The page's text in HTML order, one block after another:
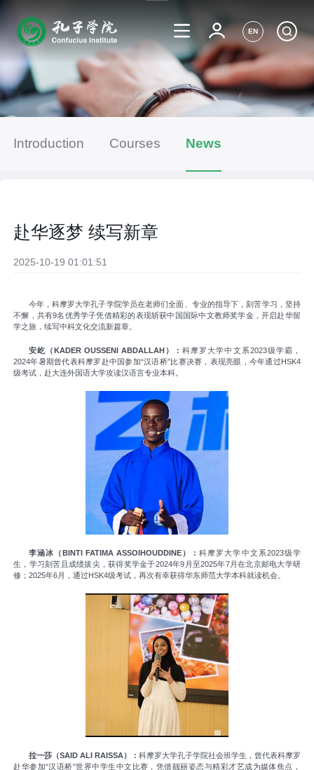
EN
Introduction Courses News
赴华逐梦 续写新章
2025-10-19 01:01:51
今年，科摩罗大学孔子学院学员在老师们全面、专业的指导下，刻苦学习，坚持
不懈，共有9名优秀学子凭借精彩的表现斩获中国国际中文教师奖学金，开启赴华留
学之旅，续写中科文化交流新篇章。
安屹（KADER OUSSENI ABDALLAH）：科摩罗大学中文系2023级学霸，
2024年暑期曾代表科摩罗赴中国参加“汉语桥”比赛决赛，表现亮眼，今年通过HSK4
级考试，赴大连外国语大学攻读汉语言专业本科。
李涵冰（BINTI FATIMA ASSOIHOUDDINE）：科摩罗大学中文系2023级学
生，学习刻苦且成绩拔尖，获得奖学金于2024年9月至2025年7月在北京邮电大学研
修；2025年6月，通过HSK4级考试，再次有幸获得华东师范大学本科就读机会。
拉一莎（SAID ALI RAISSA）： 科摩罗大学孔子学院社会班学生，曾代表科摩罗
赴华参加“汉语桥”世界中学生中文比赛，凭借靓丽姿态与精彩才艺成为媒体焦点，